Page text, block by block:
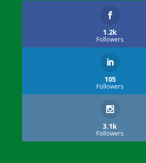
1.2k
Followers
105
Followers
3.1k
Followers